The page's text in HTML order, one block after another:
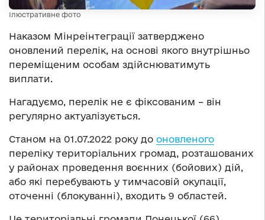
Ілюстративне фото
Наказом Мінреінтеграції затверджено
оновлений перелік, на основі якого внутрішньо
переміщеним особам здійснюватимуть
виплати.
Нагадуємо, перелік не є фіксованим – він
регулярно актуалізується.
Станом на 01.07.2022 року до оновленого
переліку територіальних громад, розташованих
у районах проведення воєнних (бойових) дій,
або які перебувають у тимчасовій окупації,
оточенні (блокуванні), входить 9 областей.